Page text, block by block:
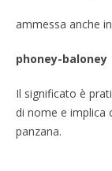
ammessa anche
phoney-baloney
Il significato è
di nome e implica
panzana.